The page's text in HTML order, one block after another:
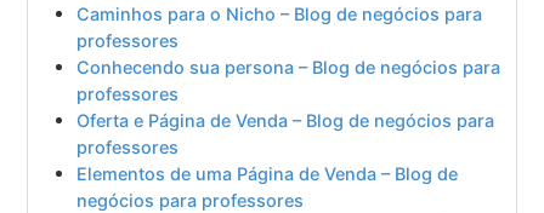
Caminhos para o Nicho – Blog de negócios para
professores
Conhecendo sua persona – Blog de negócios para
professores
Oferta e Página de Venda – Blog de negócios para
professores
Elementos de uma Página de Venda – Blog de
negócios para professores